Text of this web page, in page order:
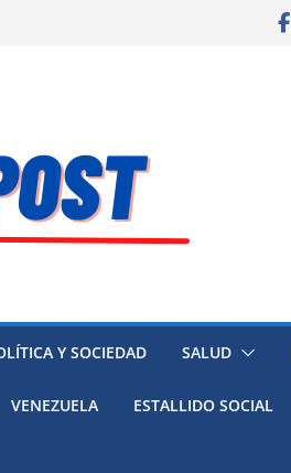
Y SOCIEDAD SALUD
VENEZUELA ESTALLIDO SOCIAL